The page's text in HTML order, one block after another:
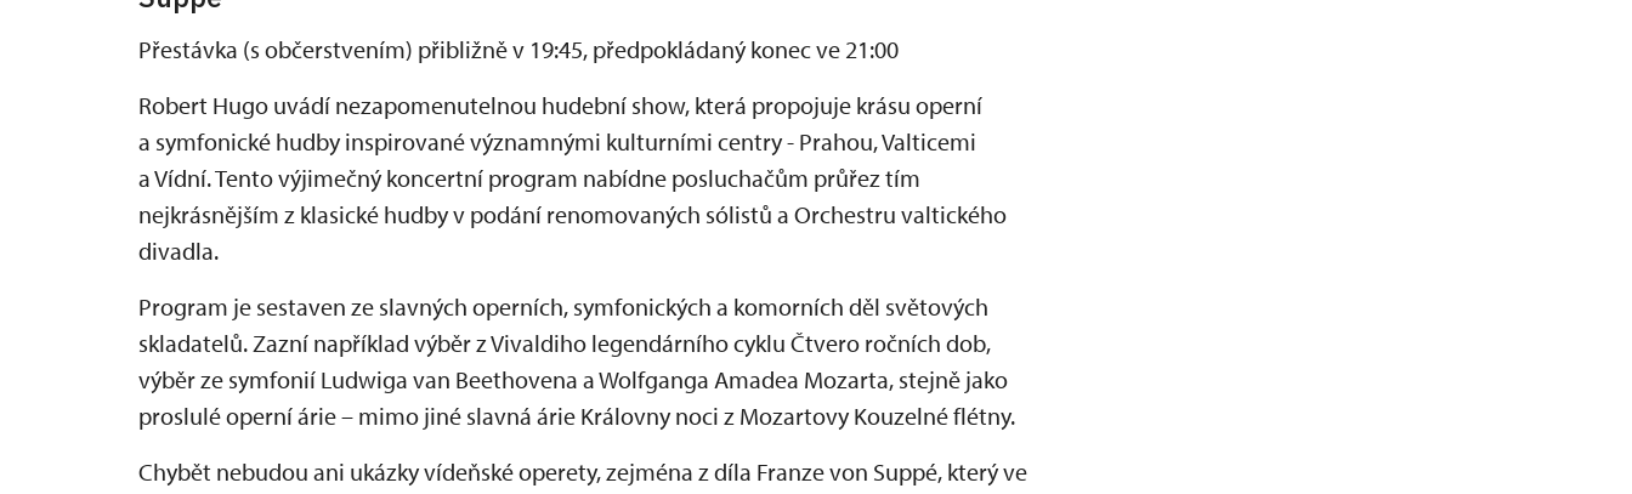
Přestávka (s občerstvením) přibližně v 19:45, předpokládaný konec ve 21:00
Robert Hugo uvádí nezapomenutelnou hudební show, která propojuje krásu operní
a symfonické hudby inspirované významnými kulturními centry - Prahou, Valticemi
a Vídní. Tento výjimečný koncertní program nabídne posluchačům průřez tím
nejkrásnějším z klasické hudby v podání renomovaných sólistů a Orchestru valtického
divadla.
Program je sestaven ze slavných operních, symfonických a komorních děl světových
skladatelů. Zazní například výběr z Vivaldiho legendárního cyklu Čtvero ročních dob,
výběr ze symfonií Ludwiga van Beethovena a Wolfganga Amadea Mozarta, stejně jako
proslulé operní árie – mimo jiné slavná árie Královny noci z Mozartovy Kouzelné flétny.
Chybět nebudou ani ukázky vídeňské operety, zejména z díla Franze von Suppé, který ve